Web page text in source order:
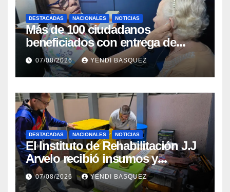
DESTACADAS NACIONALES NOTICIAS
Más de 100 ciudadanos
beneficiados con entrega de
prótesis auditivas en el Centro de
Rehabilitación J.J. Arvelo
07/08/2026 YENDI BASQUEZ
DESTACADAS NACIONALES NOTICIAS
El Instituto de Rehabilitación J.J
Arvelo recibió insumos y
herramientas para la atención de
personas con discapacidad
07/08/2026 YENDI BASQUEZ